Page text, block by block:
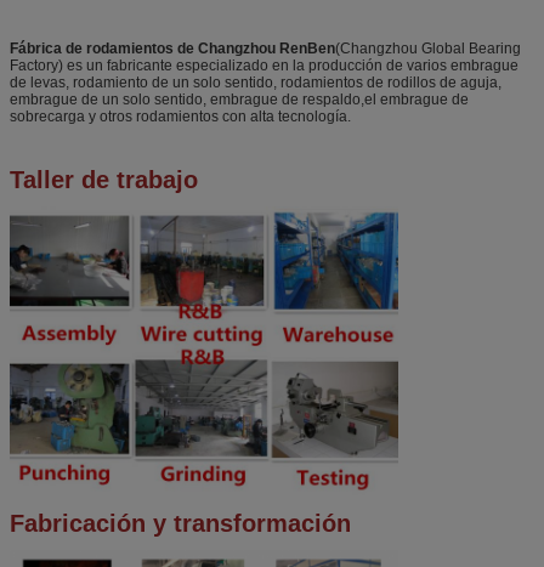
Fábrica de rodamientos de Changzhou RenBen(Changzhou Global Bearing
Factory) es un fabricante especializado en la producción de varios embrague
de levas, rodamiento de un solo sentido, rodamientos de rodillos de aguja,
embrague de un solo sentido, embrague de respaldo,el embrague de
sobrecarga y otros rodamientos con alta tecnología.
Taller de trabajo
Fabricación y transformación